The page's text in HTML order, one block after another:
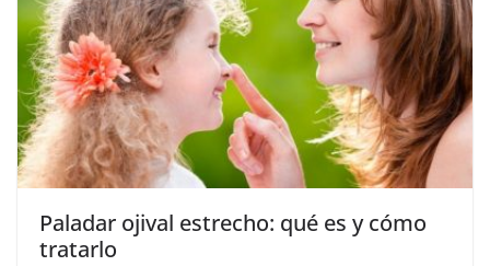
Paladar ojival estrecho: qué es y cómo
tratarlo